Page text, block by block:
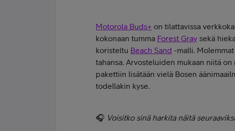
Motorola Buds+ on tilattavissa
kokonaan tumma Forest Gray sekä
koristeltu Beach Sand -malli.
tahansa. Arvosteluiden mukaan niitä
pakettiin lisätään vielä Bosen
todellakin kyse.
🎧 Voisitko sinä harkita näitä